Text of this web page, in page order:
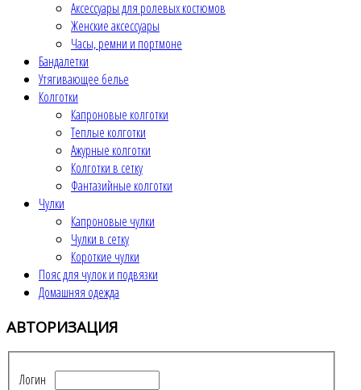
Аксессуары для ролевых костюмов
Женские аксессуары
Часы, ремни и портмоне
Бандалетки
Утягивающее белье
Колготки
Капроновые колготки
Теплые колготки
Ажурные колготки
Колготки в сетку
Фантазийные колготки
Чулки
Капроновые чулки
Чулки в сетку
Короткие чулки
Пояс для чулок и подвязки
Домашняя одежда
АВТОРИЗАЦИЯ
Логин